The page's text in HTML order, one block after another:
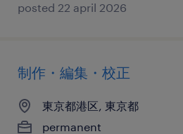
posted 22 april 2026
制作・編集・校正
東京都港区, 東京都
permanent